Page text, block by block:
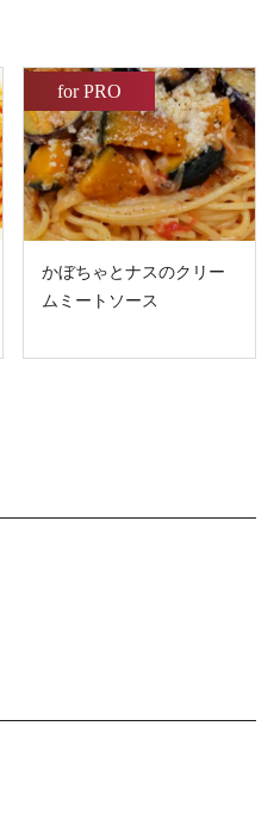
for PRO
かぼちゃとナスのクリー
ムミートソース